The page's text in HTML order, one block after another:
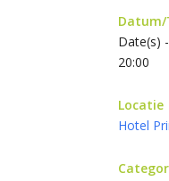
Date(s)
20:00
Locatie
Hotel